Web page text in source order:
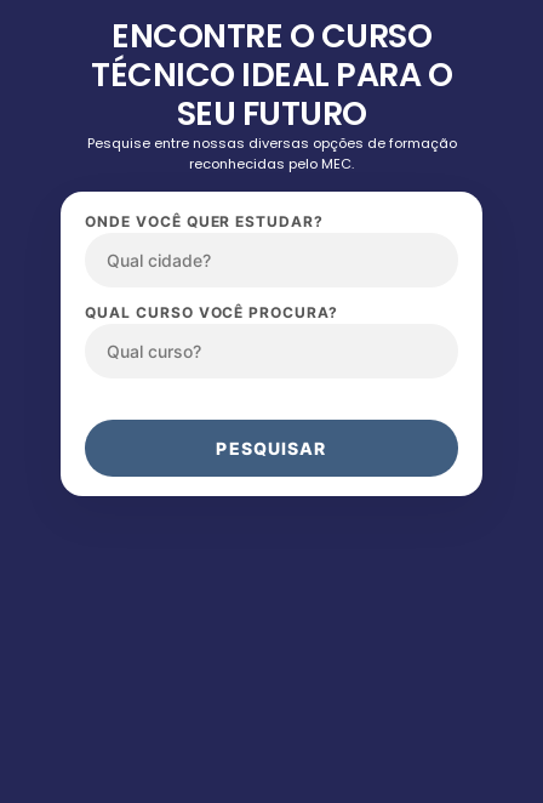
ENCONTRE O CURSO
TÉCNICO IDEAL PARA O
SEU FUTURO
Pesquise entre nossas diversas opções de formação
reconhecidas pelo MEC.
ONDE VOCÊ QUER ESTUDAR?
QUAL CURSO VOCÊ PROCURA?
PESQUISAR